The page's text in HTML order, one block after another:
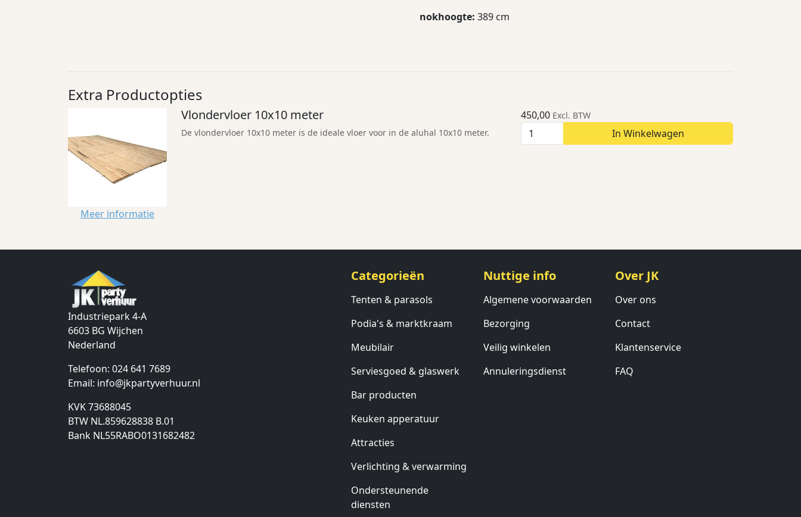
nokhoogte: 389 cm
Extra Productopties
Meer informatie
450,00 Excl. BTW
In Winkelwagen
Vlondervloer 10x10 meter
De vlondervloer 10x10 meter is de ideale vloer voor in de aluhal 10x10 meter.
Industriepark 4-A
6603 BG Wijchen
Nederland
Telefoon: 024 641 7689
Email: info@jkpartyverhuur.nl
KVK 73688045
BTW NL.859628838 B.01
Bank NL55RABO0131682482
Categorieën
Tenten & parasols
Podia's & marktkraam
Meubilair
Serviesgoed & glaswerk
Bar producten
Keuken apperatuur
Attracties
Verlichting & verwarming
Ondersteunende
diensten
Nuttige info
Algemene voorwaarden
Bezorging
Veilig winkelen
Annuleringsdienst
Over JK
Over ons
Contact
Klantenservice
FAQ